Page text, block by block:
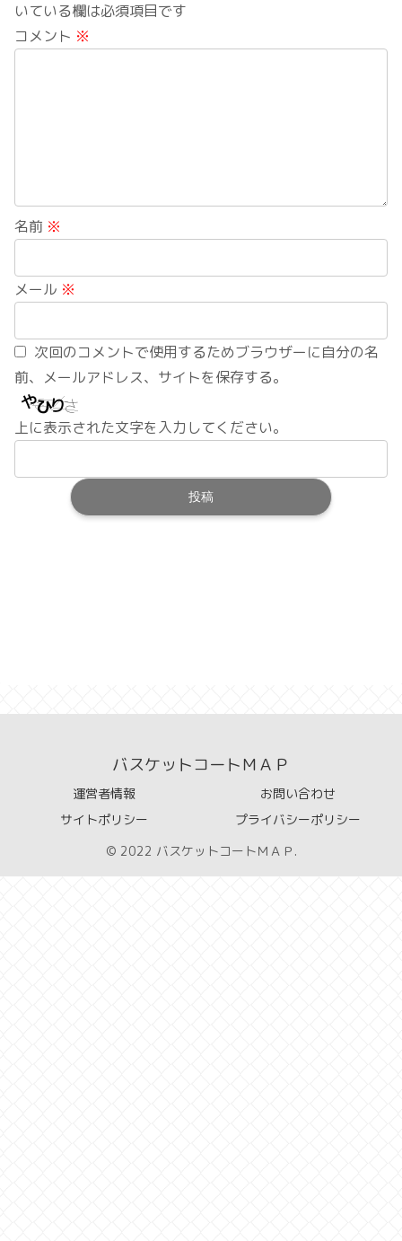
いている欄は必須項目です
コメント ※
名前 ※
メール ※
次回のコメントで使用するためブラウザーに自分の名
前、メールアドレス、サイトを保存する。
上に表示された文字を入力してください。
バスケットコートＭＡＰ
運営者情報
お問い合わせ
サイトポリシー
プライバシーポリシー
© 2022 バスケットコートＭＡＰ.